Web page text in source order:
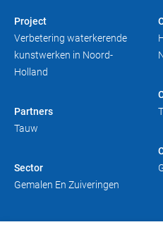
Duurzaam bouwen
Toelevering
Friso magazine
Project
Verbetering waterkerende
kunstwerken in Noord-
Holland
Partners
Tauw
Sector
Gemalen En Zuiveringen